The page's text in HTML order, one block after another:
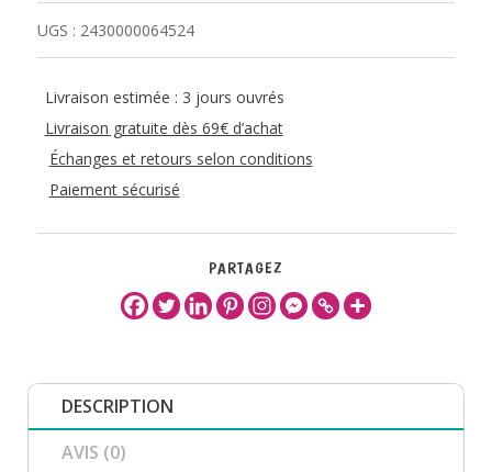
UGS : 2430000064524
Livraison estimée : 3 jours ouvrés
Livraison gratuite dès 69€ d’achat
Échanges et retours selon conditions
Paiement sécurisé
PARTAGEZ
DESCRIPTION
AVIS (0)